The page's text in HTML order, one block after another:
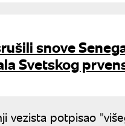
snove
Svetskog
vezista potpisao